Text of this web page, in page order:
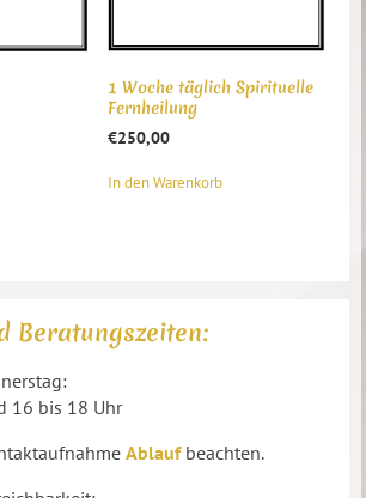
1 Woche täglich Spirituelle
Fernheilung
€250,00
In den Warenkorb
Beratungszeiten:
16 bis 18 Uhr
Ablaufbeachten.